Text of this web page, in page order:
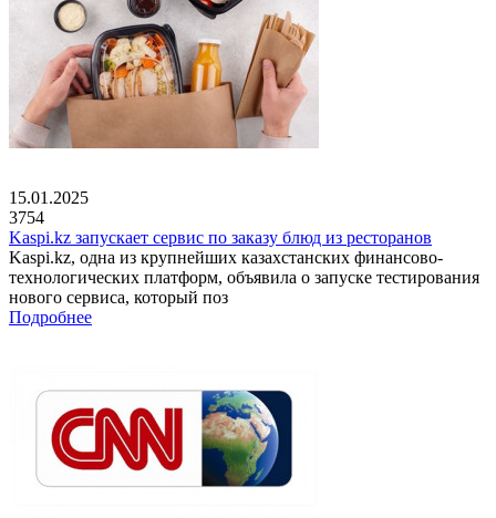
15.01.2025
3754
Kaspi.kz запускает сервис по заказу блюд из ресторанов
Kaspi.kz, одна из крупнейших казахстанских финансово-
технологических платформ, объявила о запуске тестирования
нового сервиса, который поз
Подробнее